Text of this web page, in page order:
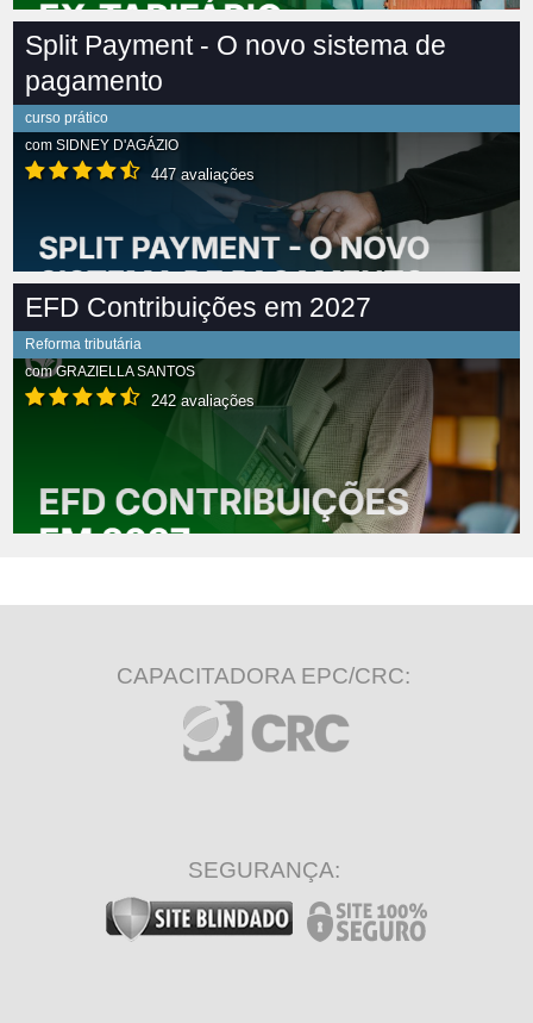
Split Payment - O novo sistema de
pagamento
curso prático
com SIDNEY D'AGÁZIO
447 avaliações
EFD Contribuições em 2027
Reforma tributária
comGRAZIELLA SANTOS
242 avaliações
CAPACITADORA EPC/CRC:
SEGURANÇA: